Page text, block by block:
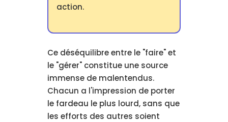
action.
Ce déséquilibre entre le "faire" et
le "gérer" constitue une source
immense de malentendus.
Chacun a l'impression de porter
le fardeau le plus lourd, sans que
les efforts des autres soient